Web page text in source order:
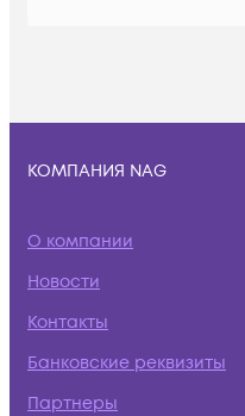
КОМПАНИЯ NAG
О компании
Новости
Контакты
Банковские реквизиты
Партнеры